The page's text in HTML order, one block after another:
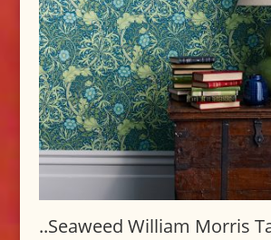
..Seaweed William Morris